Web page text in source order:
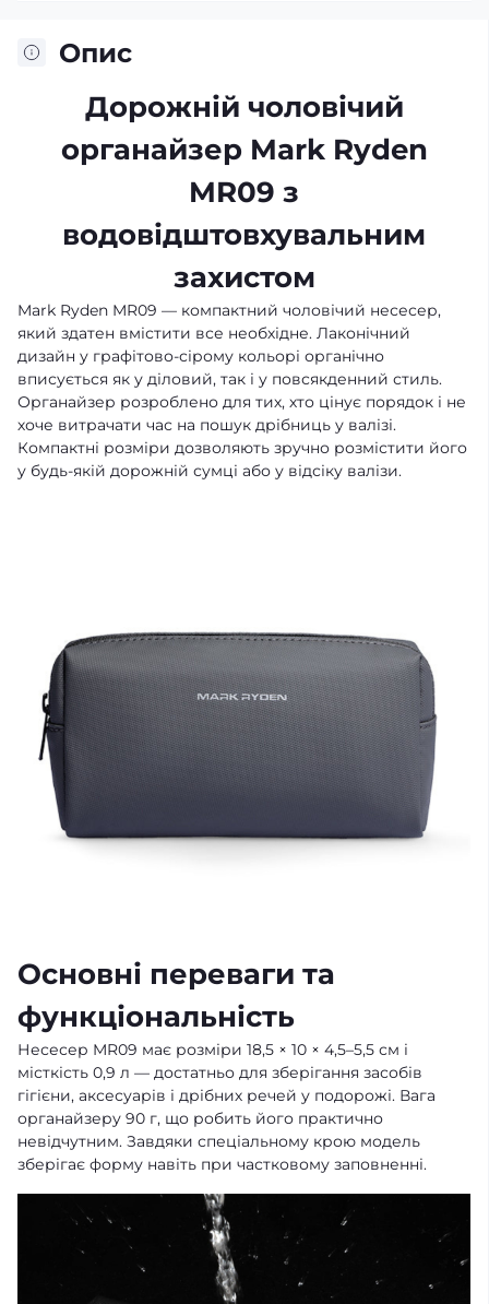
Опис
Дорожній чоловічий
органайзер Mark Ryden
MR09 з
водовідштовхувальним
захистом
Mark Ryden MR09 — компактний чоловічий несесер,
який здатен вмістити все необхідне. Лаконічний
дизайн у графітово-сірому кольорі органічно
вписується як у діловий, так і у повсякденний стиль.
Органайзер розроблено для тих, хто цінує порядок і не
хоче витрачати час на пошук дрібниць у валізі.
Компактні розміри дозволяють зручно розмістити його
у будь-якій дорожній сумці або у відсіку валізи.
Основні переваги та
функціональність
Несесер MR09 має розміри 18,5 × 10 × 4,5–5,5 см і
місткість 0,9 л — достатньо для зберігання засобів
гігієни, аксесуарів і дрібних речей у подорожі. Вага
органайзеру 90 г, що робить його практично
невідчутним. Завдяки спеціальному крою модель
зберігає форму навіть при частковому заповненні.